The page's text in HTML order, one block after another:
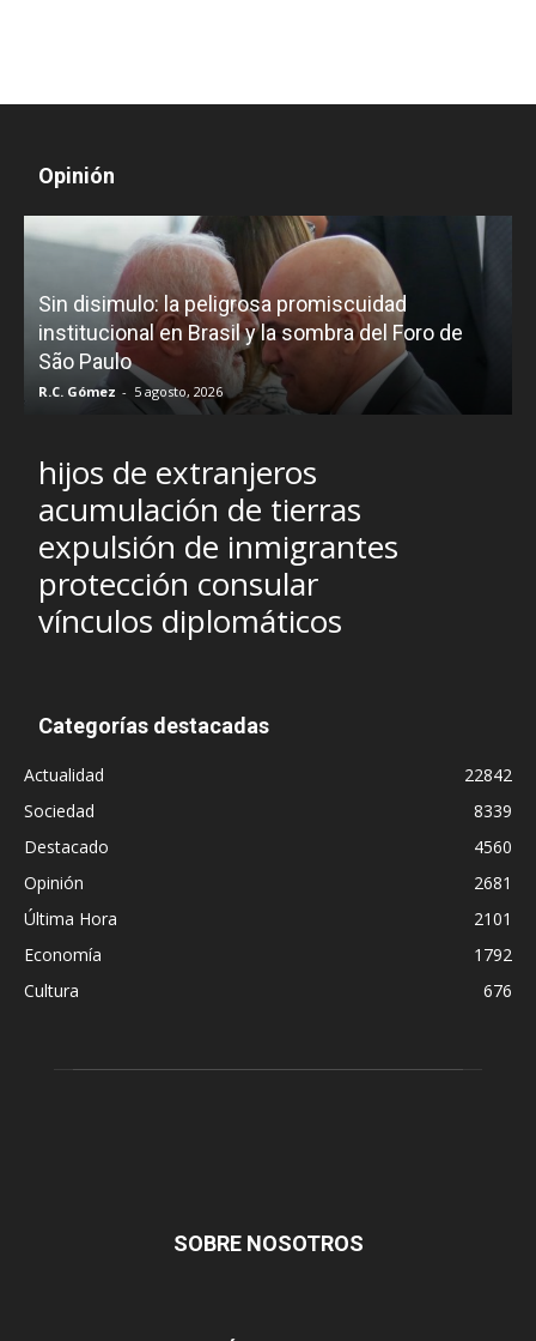
Opinión
Sin disimulo: la peligrosa promiscuidad
institucional en Brasil y la sombra del Foro de
São Paulo
R.C. Gómez - 5 agosto, 2026
hijos de extranjeros
acumulación de tierras
expulsión de inmigrantes
protección consular
vínculos diplomáticos
Categorías destacadas
Actualidad
22842
Sociedad
8339
Destacado
4560
Opinión
2681
Última Hora
2101
Economía
1792
Cultura
676
SOBRE NOSOTROS